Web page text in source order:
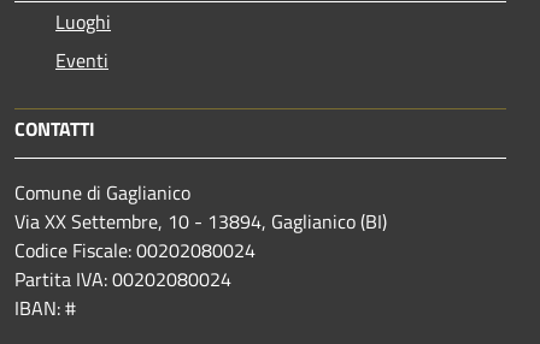
Luoghi
Eventi
CONTATTI
Comune di Gaglianico
Via XX Settembre, 10 - 13894, Gaglianico (BI)
Codice Fiscale: 00202080024
Partita IVA: 00202080024
IBAN: #